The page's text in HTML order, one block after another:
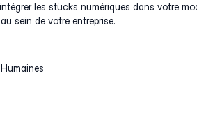
les stücks numériques dans votre
sein de votre entreprise.